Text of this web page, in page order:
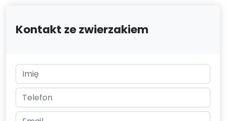
Kontakt ze zwierzakiem